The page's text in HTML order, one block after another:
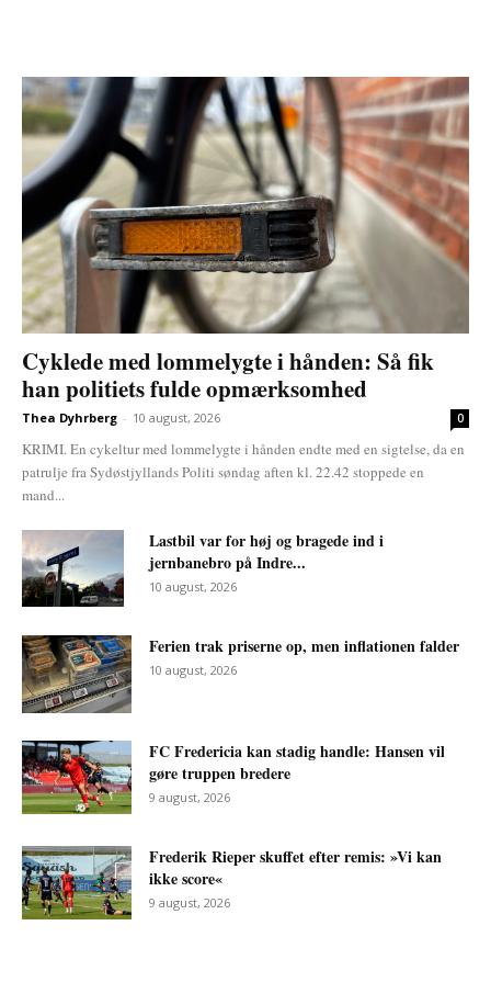
Cyklede med lommelygte i hånden: Så fik
han politiets fulde opmærksomhed
Thea Dyhrberg - 10 august, 2026 0
KRIMI. En cykeltur med lommelygte i hånden endte med en sigtelse, da en
patrulje fra Sydøstjyllands Politi søndag aften kl. 22.42 stoppede en
mand...
Lastbil var for høj og bragede ind i
jernbanebro på Indre...
10 august, 2026
Ferien trak priserne op, men inflationen falder
10 august, 2026
FC Fredericia kan stadig handle: Hansen vil
gøre truppen bredere
9 august, 2026
Frederik Rieper skuffet efter remis: »Vi kan
ikke score«
9 august, 2026